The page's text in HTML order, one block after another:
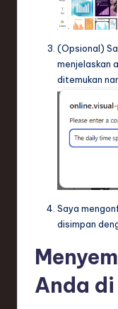
(Opsional)
menjelaskan
ditemukan
Saya
disimpan
Anda